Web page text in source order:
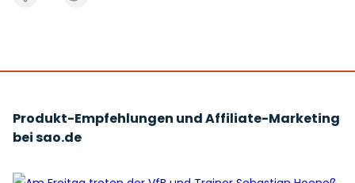
Produkt-Empfehlungen und Affiliate-Marketing
bei sao.de